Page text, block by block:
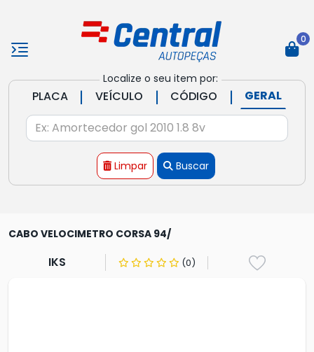
Localize o seu item por:
PLACA | VEÍCULO | CÓDIGO | GERAL
Limpar Buscar
0
CABO VELOCIMETRO CORSA 94/
IKS (0)